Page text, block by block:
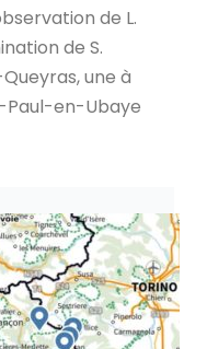
de L.
de S.
une à
Paul-en-Ubaye